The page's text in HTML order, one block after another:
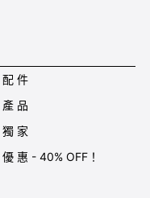
配 件
品
家
惠 - 40% OFF！